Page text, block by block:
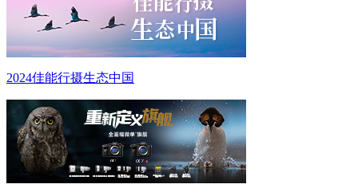
2024佳能行摄生态中国